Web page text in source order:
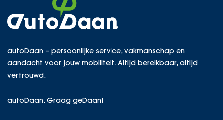
autoDaan – persoonlijke service, vakmanschap en
aandacht voor jouw mobiliteit. Altijd bereikbaar, altijd
vertrouwd.
autoDaan. Graag geDaan!